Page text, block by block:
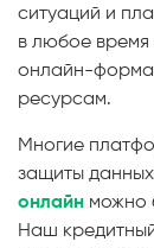
ситуаций и
в любое время
онлайн-
ресурсам.
Многие
защиты
онлайн можно
Наш